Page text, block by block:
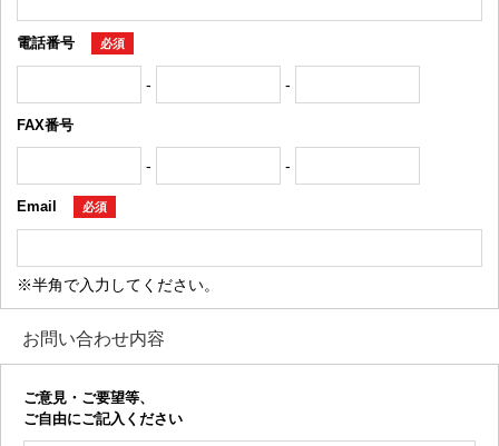
電話番号 必須
- -
FAX番号
- -
Email 必須
※半角で入力してください。
お問い合わせ内容
ご意見・ご要望等、
ご自由にご記入ください